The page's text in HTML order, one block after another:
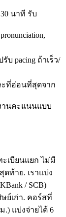
30 นาที รับ
บ pacing ถ้าเร็ว/
ะที่อ่อนที่สุดจาก
านคะแนนแบบ
เบียนแยก ไม่มี
ท้าย. เราแบ่ง
/ SCB)
ย์เก่า. คอร์สที่
.) แบ่งจ่ายได้ 6